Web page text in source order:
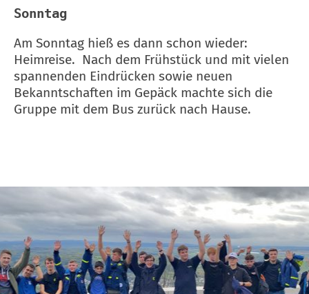
Sonntag
Am Sonntag hieß es dann schon wieder:
Heimreise. Nach dem Frühstück und mit vielen
spannenden Eindrücken sowie neuen
Bekanntschaften im Gepäck machte sich die
Gruppe mit dem Bus zurück nach Hause.